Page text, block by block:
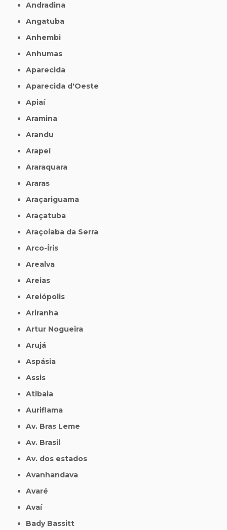
Andradina
Angatuba
Anhembi
Anhumas
Aparecida
Aparecida d'Oeste
Apiaí
Aramina
Arandu
Arapeí
Araraquara
Araras
Araçariguama
Araçatuba
Araçoiaba da Serra
Arco-Íris
Arealva
Areias
Areiópolis
Ariranha
Artur Nogueira
Arujá
Aspásia
Assis
Atibaia
Auriflama
Av. Bras Leme
Av. Brasil
Av. dos estados
Avanhandava
Avaré
Avaí
Bady Bassitt